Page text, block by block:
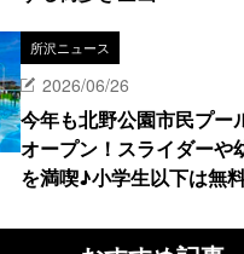
所沢ニュース
2026/06/26
今年も北野公園市民プー
オープン！スライダーや
を満喫♪小学生以下は無